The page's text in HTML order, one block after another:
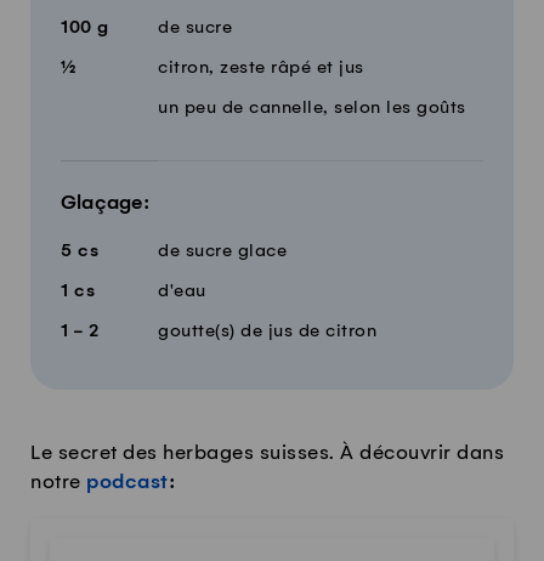
100 g de sucre
½ citron, zeste râpé et jus
un peu de cannelle, selon les goûts
Glaçage:
5 cs de sucre glace
1 cs d'eau
1 - 2 goutte(s) de jus de citron
Le secret des herbages suisses. À découvrir dans
notre podcast: